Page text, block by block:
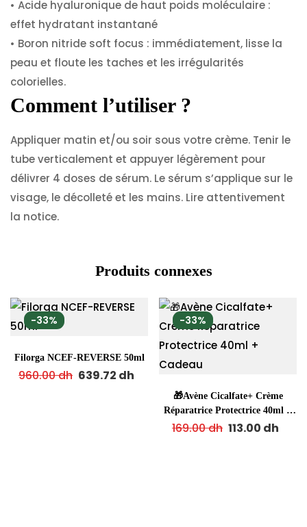
• Acide hyaluronique de haut poids moléculaire :
effet hydratant instantané
• Boron nitride soft focus : immédiatement, lisse la
peau et floute les taches et les irrégularités
colorielles.
Comment l’utiliser ?
Appliquer matin et/ou soir sous votre crème. Tenir le
tube verticalement et appuyer légèrement pour
délivrer 4 doses de sérum. Le sérum s’applique sur le
visage, le décolleté et les mains. Lire attentivement
la notice.
Produits connexes
-33%
Filorga NCEF-REVERSE 50ml
960.00dh 639.72 dh
-33%
🎁Avène Cicalfate+ Crème
Réparatrice Protectrice 40ml +
Cadeau
169.00dh 113.00 dh